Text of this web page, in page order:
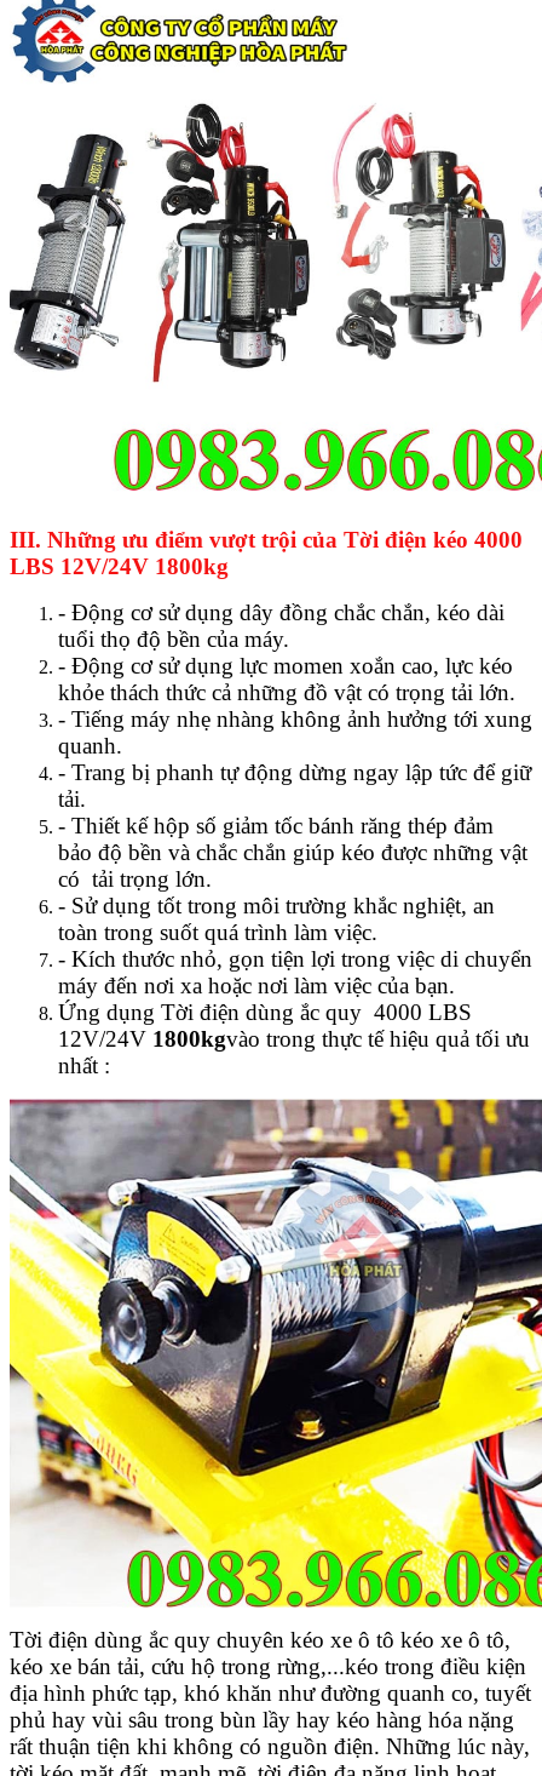
III. Những ưu điểm vượt trội của Tời điện kéo 4000
LBS 12V/24V 1800kg
- Động cơ sử dụng dây đồng chắc chắn, kéo dài
tuổi thọ độ bền của máy.
- Động cơ sử dụng lực momen xoắn cao, lực kéo
khỏe thách thức cả những đồ vật có trọng tải lớn.
- Tiếng máy nhẹ nhàng không ảnh hưởng tới xung
quanh.
- Trang bị phanh tự động dừng ngay lập tức để giữ
tải.
- Thiết kế hộp số giảm tốc bánh răng thép đảm
bảo độ bền và chắc chắn giúp kéo được những vật
có tải trọng lớn.
- Sử dụng tốt trong môi trường khắc nghiệt, an
toàn trong suốt quá trình làm việc.
- Kích thước nhỏ, gọn tiện lợi trong việc di chuyển
máy đến nơi xa hoặc nơi làm việc của bạn.
Ứng dụng Tời điện dùng ắc quy 4000 LBS
12V/24V 1800kgvào trong thực tế hiệu quả tối ưu
nhất :
Tời điện dùng ắc quy chuyên kéo xe ô tô kéo xe ô tô,
kéo xe bán tải, cứu hộ trong rừng,...kéo trong điều kiện
địa hình phức tạp, khó khăn như đường quanh co, tuyết
phủ hay vùi sâu trong bùn lầy hay kéo hàng hóa nặng
rất thuận tiện khi không có nguồn điện. Những lúc này,